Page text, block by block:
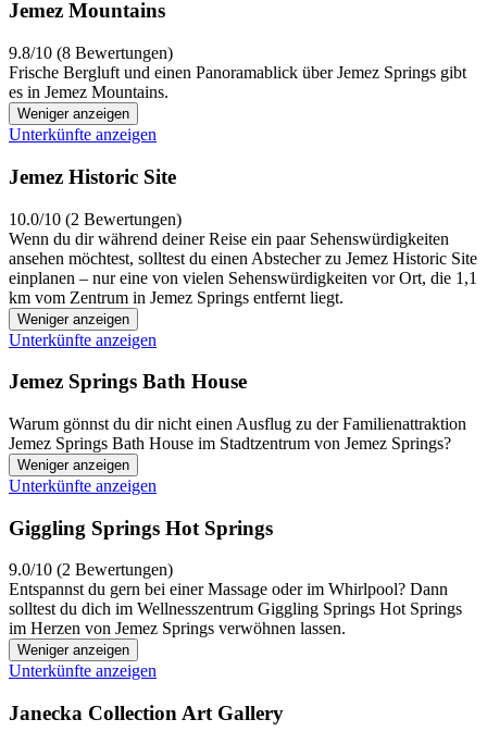
Jemez Mountains
9.8/10 (8 Bewertungen)
Frische Bergluft und einen Panoramablick über Jemez Springs gibt
es in Jemez Mountains.
Weniger anzeigen
Unterkünfte anzeigen
Jemez Historic Site
10.0/10 (2 Bewertungen)
Wenn du dir während deiner Reise ein paar Sehenswürdigkeiten
ansehen möchtest, solltest du einen Abstecher zu Jemez Historic Site
einplanen – nur eine von vielen Sehenswürdigkeiten vor Ort, die 1,1
km vom Zentrum in Jemez Springs entfernt liegt.
Weniger anzeigen
Unterkünfte anzeigen
Jemez Springs Bath House
Warum gönnst du dir nicht einen Ausflug zu der Familienattraktion
Jemez Springs Bath House im Stadtzentrum von Jemez Springs?
Weniger anzeigen
Unterkünfte anzeigen
Giggling Springs Hot Springs
9.0/10 (2 Bewertungen)
Entspannst du gern bei einer Massage oder im Whirlpool? Dann
solltest du dich im Wellnesszentrum Giggling Springs Hot Springs
im Herzen von Jemez Springs verwöhnen lassen.
Weniger anzeigen
Unterkünfte anzeigen
Janecka Collection Art Gallery